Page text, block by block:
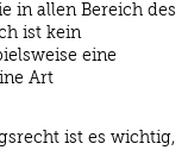
in allen Bereich des
ist kein
eine
Art
ist es wichtig,